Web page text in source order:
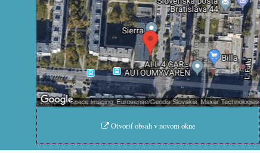
Prajete si načítať externý obsah?
Povoliť tentokrát
Povoliť a zapamätať - súhlas s
druhom cookie: Funkčné
Otvoriť obsah v novom okne